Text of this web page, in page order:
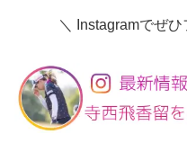
＼ Instagramでぜ